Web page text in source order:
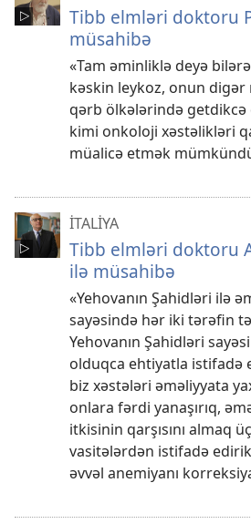
Tibb elmləri doktoru
müsahibə
«Tam əminliklə deyə
kəskin leykoz, onun
qərb ölkələrində getdikcə
kimi onkoloji xəstəlikləri
müalicə etmək
İTALİYA
Tibb elmləri doktoru
ilə müsahibə
«Yehovanın Şahidləri ilə
sayəsində hər iki tərəfin
Yehovanın Şahidləri
olduqca ehtiyatla istifadə
biz xəstələri əməliyyata
onlara fərdi yanaşırıq,
itkisinin qarşısını almaq
vasitələrdən istifadə
əvvəl anemiyanı